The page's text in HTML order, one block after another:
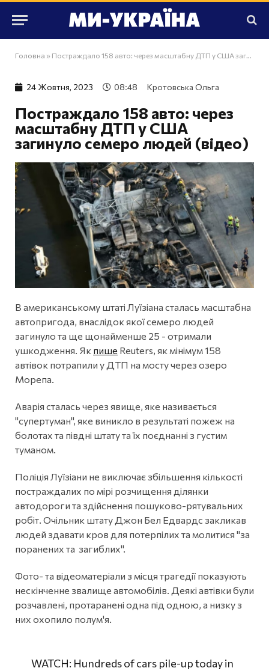
Головна » Постраждало 158 авто: через масштабну ДТП у США загинуло семеро людей (відео)
24 Жовтня, 2023 08:48 Кротовська Ольга
Постраждало 158 авто: через
масштабну ДТП у США
загинуло семеро людей (відео)
В американському штаті Луїзіана сталась масштабна
автопригода, внаслідок якої семеро людей
загинуло та ще щонайменше 25 - отримали
ушкодження. Як пише Reuters, як мінімум 158
автівок потрапили у ДТП на мосту через озеро
Морепа.
Аварія сталась через явище, яке називається
"супертуман", яке виникло в результаті пожеж на
болотах та півдні штату та їх поєднанні з густим
туманом.
Поліція Луїзіани не виключає збільшення кількості
постраждалих по мірі розчищення ділянки
автодороги та здійснення пошуково-рятувальних
робіт. Очільник штату Джон Бел Едвардс закликав
людей здавати кров для потерпілих та молитися "за
поранених та загиблих".
Фото- та відеоматеріали з місця трагедії показують
нескінченне звалище автомобілів. Деякі автівки були
розчавлені, протаранені одна під одною, а низку з
них охопило полум'я.
WATCH: Hundreds of cars pile-up today in